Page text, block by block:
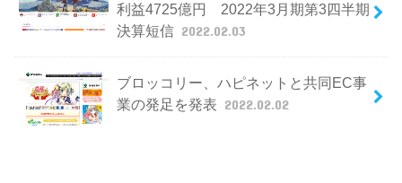
利益4725億円 2022年3月期第3四半期
決算短信 2022.02.03
ブロッコリー、ハピネットと共同EC事
業の発足を発表 2022.02.02